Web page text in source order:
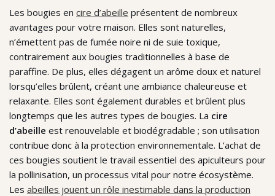
Les bougies en cire d’abeille présentent de nombreux
avantages pour votre maison. Elles sont naturelles,
n’émettent pas de fumée noire ni de suie toxique,
contrairement aux bougies traditionnelles à base de
paraffine. De plus, elles dégagent un arôme doux et naturel
lorsqu’elles brûlent, créant une ambiance chaleureuse et
relaxante. Elles sont également durables et brûlent plus
longtemps que les autres types de bougies. La cire
d’abeille est renouvelable et biodégradable ; son utilisation
contribue donc à la protection environnementale. L’achat de
ces bougies soutient le travail essentiel des apiculteurs pour
la pollinisation, un processus vital pour notre écosystème.
Les abeilles jouent un rôle inestimable dans la production